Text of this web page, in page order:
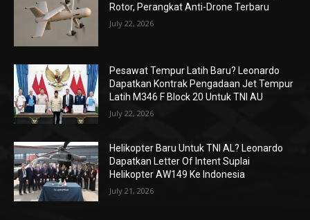
Rotor, Perangkat Anti-Drone Terbaru
July 22, 2026
Pesawat Tempur Latih Baru? Leonardo
Dapatkan Kontrak Pengadaan Jet Tempur
Latih M346 F Block 20 Untuk TNI AU
July 22, 2026
Helikopter Baru Untuk TNI AL? Leonardo
Dapatkan Letter Of Intent Suplai
Helikopter AW149 Ke Indonesia
July 21, 2026